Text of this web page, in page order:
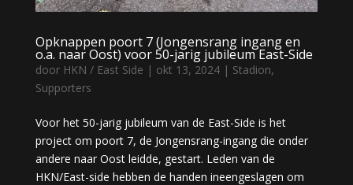
Opknappen poort 7 (Jongensrang ingang en
o.a. naar Oost) voor 50-jarig jubileum East-Side
door HKN / East Side | okt 13, 2024| Stadion,
Supporters
Voor het 50-jarig jubileum van de East-Side is het
project om poort 7, de Jongensrang-ingang die onder
andere naar Oost leidde, gestart. Leden van de
HKN/East-side hebben de handen ineengeslagen om